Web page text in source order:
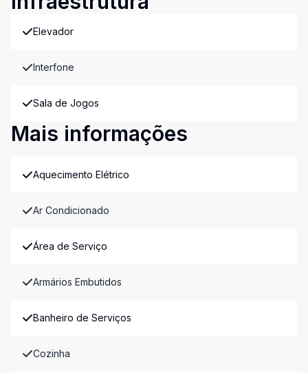
Elevador
Interfone
Sala de Jogos
Mais informações
Aquecimento Elétrico
Ar Condicionado
Área de Serviço
Armários Embutidos
Banheiro de Serviços
Cozinha